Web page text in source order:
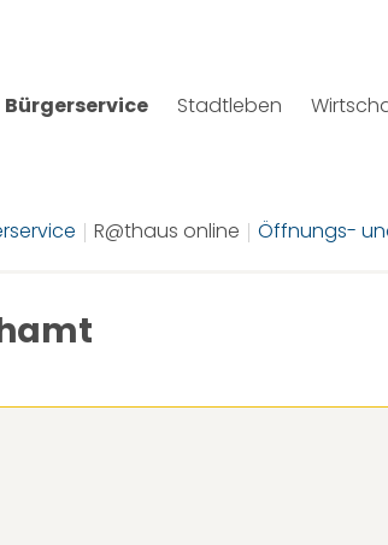
Bürgerservice Stadtleben
R@thaus online Öffnungs-